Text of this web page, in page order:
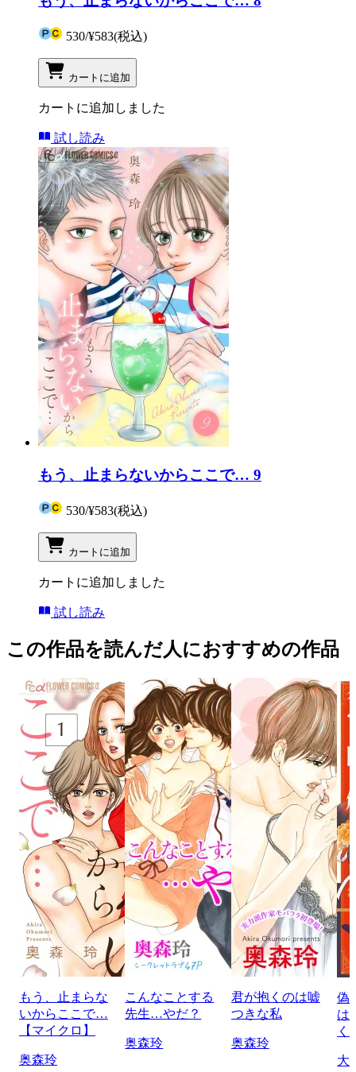
530/¥583(税込)
カートに追加
カートに追加しました
試し読み
もう、止まらないからここで… 9
530/¥583(税込)
カートに追加
カートに追加しました
試し読み
この作品を読んだ人におすすめの作品
もう、止まらな
いからここで…
【マイクロ】
奥森玲
こんなことする
先生…やだ？
奥森玲
君が抱くのは嘘
つきな私
奥森玲
偽
は
く
大